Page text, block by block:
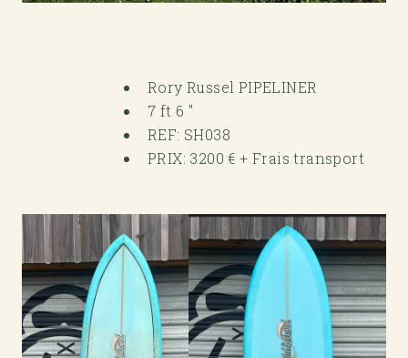
Rory Russel PIPELINER
7 ft 6 "
REF: SH038
PRIX: 3200 € + Frais transport